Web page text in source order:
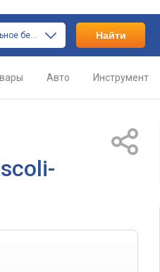
только постельное белье Найти
Авто Инструмент